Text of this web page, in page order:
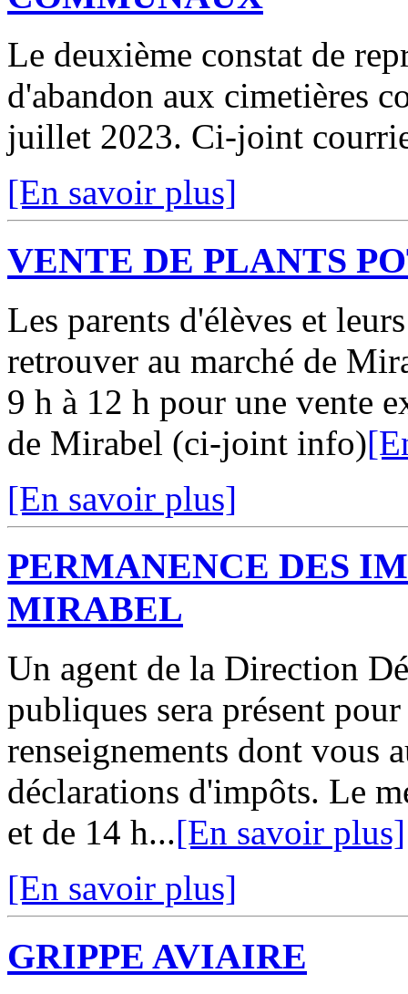
Le deuxième constat de
d'abandon aux cimetières
juillet 2023. Ci-joint
[En savoir plus]
VENTE DE PLANTS
Les parents d'élèves et
retrouver au marché de
9 h à 12 h pour une vente
de Mirabel (ci-joint info)
[En savoir plus]
PERMANENCE DES
MIRABEL
Un agent de la Direction
publiques sera présent
renseignements dont vous
déclarations d'impôts. Le
et de 14 h...[En savoir plus]
[En savoir plus]
GRIPPE AVIAIRE